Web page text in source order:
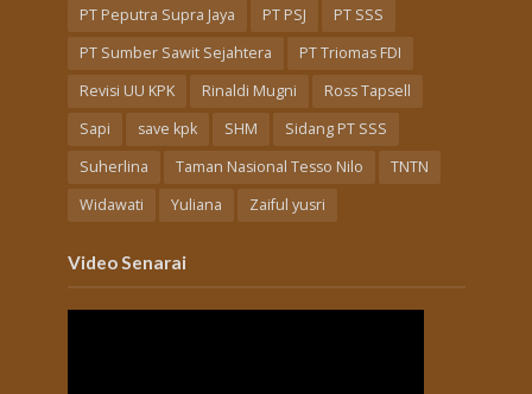
PT Peputra Supra Jaya
PT PSJ
PT SSS
PT Sumber Sawit Sejahtera
PT Triomas FDI
Revisi UU KPK
Rinaldi Mugni
Ross Tapsell
Sapi
save kpk SHM
Sidang PT SSS
Suherlina
Taman Nasional Tesso Nilo
TNTN
Widawati
Yuliana Zaiful yusri
Video Senarai